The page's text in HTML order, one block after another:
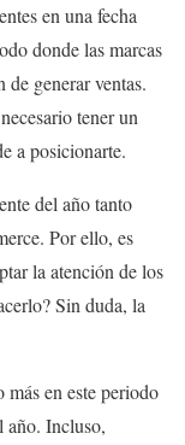
en una fecha
donde las marcas
de generar ventas.
tener un
a posicionarte.
del año tanto
Por ello, es
la atención de los
Sin duda, la
más en este periodo
año. Incluso,